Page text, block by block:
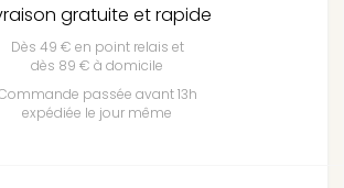
gratuite et rapide
Dès 49 € en point relais et
dès 89 € à domicile
passée avant 13h
expédiée le jour même